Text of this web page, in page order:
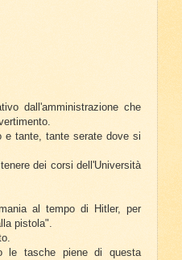
dall'amministrazione che
e tante, tante serate dove si
dei corsi dell'Università
al tempo di Hitler, per
pistola".
le tasche piene di questa